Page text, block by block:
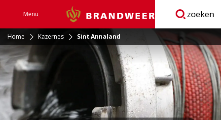
Menu Brandweer zoeken
Home Kazernes Sint Annaland